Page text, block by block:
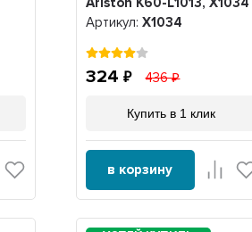
Артикул:Х1034
324 436
Купить в 1 клик
в корзину